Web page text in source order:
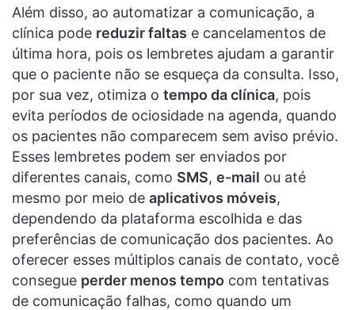
Além disso, ao automatizar a comunicação, a
clínica pode reduzir faltas e cancelamentos de
última hora, pois os lembretes ajudam a garantir
que o paciente não se esqueça da consulta. Isso,
por sua vez, otimiza o tempo da clínica, pois
evita períodos de ociosidade na agenda, quando
os pacientes não comparecem sem aviso prévio.
Esses lembretes podem ser enviados por
diferentes canais, como SMS, e-mail ou até
mesmo por meio de aplicativos móveis,
dependendo da plataforma escolhida e das
preferências de comunicação dos pacientes. Ao
oferecer esses múltiplos canais de contato, você
consegue perder menos tempo com tentativas
de comunicação falhas, como quando um